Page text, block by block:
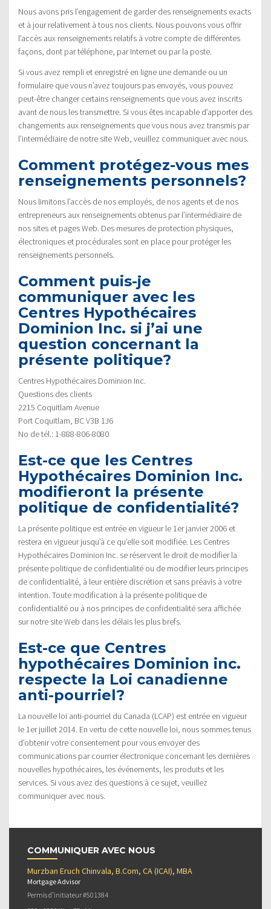
Nous avons pris l’engagement de garder des renseignements exacts
et à jour relativement à tous nos clients. Nous pouvons vous offrir
l’accès aux renseignements relatifs à votre compte de différentes
façons, dont par téléphone, par Internet ou par la poste.
Si vous avez rempli et enregistré en ligne une demande ou un
formulaire que vous n’avez toujours pas envoyés, vous pouvez
peut-être changer certains renseignements que vous avez inscrits
avant de nous les transmettre. Si vous êtes incapable d’apporter des
changements aux renseignements que vous nous avez transmis par
l’intermédiaire de notre site Web, veuillez communiquer avec nous.
Comment protégez-vous mes
renseignements personnels?
Nous limitons l’accès de nos employés, de nos agents et de nos
entrepreneurs aux renseignements obtenus par l’intermédiaire de
nos sites et pages Web. Des mesures de protection physiques,
électroniques et procédurales sont en place pour protéger les
renseignements personnels.
Comment puis-je
communiquer avec les
Centres Hypothécaires
Dominion Inc. si j’ai une
question concernant la
présente politique?
Centres Hypothécaires Dominion Inc.
Questions des clients
2215 Coquitlam Avenue
Port Coquitlam, BC V3B 1J6
No de tél.: 1-888-806-8080
Est-ce que les Centres
Hypothécaires Dominion Inc.
modifieront la présente
politique de confidentialité?
La présente politique est entrée en vigueur le 1er janvier 2006 et
restera en vigueur jusqu’à ce qu’elle soit modifiée. Les Centres
Hypothécaires Dominion Inc. se réservent le droit de modifier la
présente politique de confidentialité ou de modifier leurs principes
de confidentialité, à leur entière discrétion et sans préavis à votre
intention. Toute modification à la présente politique de
confidentialité ou à nos principes de confidentialité sera affichée
sur notre site Web dans les délais les plus brefs.
Est-ce que Centres
hypothécaires Dominion inc.
respecte la Loi canadienne
anti-pourriel?
La nouvelle loi anti-pourriel du Canada (LCAP) est entrée en vigueur
le 1er juillet 2014. En vertu de cette nouvelle loi, nous sommes tenus
d’obtenir votre consentement pour vous envoyer des
communications par courrier électronique concernant les dernières
nouvelles hypothécaires, les événements, les produits et les
services. Si vous avez des questions à ce sujet, veuillez
communiquer avec nous.
COMMUNIQUER AVEC NOUS
Murzban Eruch Chinvala, B.Com, CA (ICAI), MBA
Mortgage Advisor
Permis d’initiateur #501384